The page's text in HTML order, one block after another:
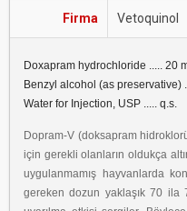
Firma Vetoquinol
Doxapram hydrochloride ..... 20
Benzyl alcohol (as preservative)
Water for Injection, USP ..... q.s.
Dopram-V (doksapram
için gerekli olanların oldukça
uygulanmamış hayvanlarda
gereken dozun yaklaşık 70 ila